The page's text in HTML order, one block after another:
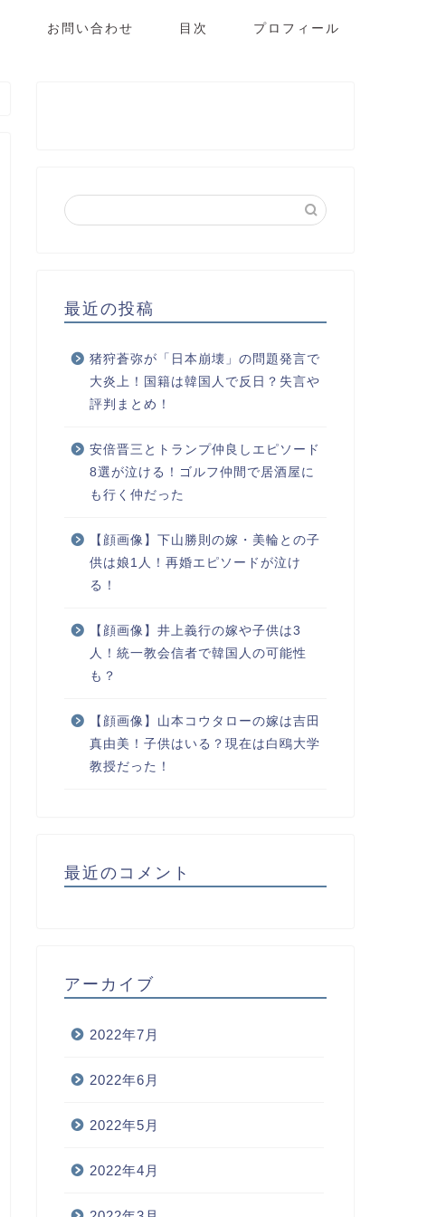
お問い合わせ 目次 プロフィール
最近の投稿
猪狩蒼弥が「日本崩壊」の問題発言で
大炎上！国籍は韓国人で反日？失言や
評判まとめ！
安倍晋三とトランプ仲良しエピソード
8選が泣ける！ゴルフ仲間で居酒屋に
も行く仲だった
【顔画像】下山勝則の嫁・美輪との子
供は娘1人！再婚エピソードが泣け
る！
【顔画像】井上義行の嫁や子供は3
人！統一教会信者で韓国人の可能性
も？
【顔画像】山本コウタローの嫁は吉田
真由美！子供はいる？現在は白鴎大学
教授だった！
最近のコメント
アーカイブ
2022年7月
2022年6月
2022年5月
2022年4月